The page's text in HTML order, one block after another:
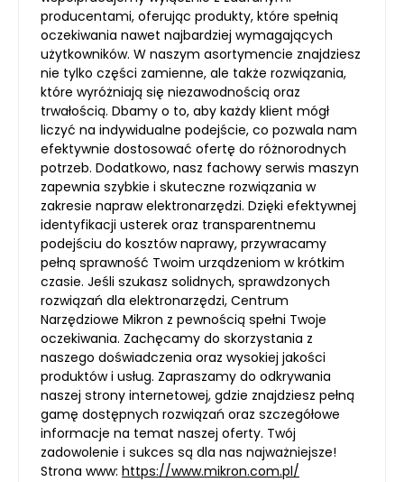
producentami, oferując produkty, które spełnią
oczekiwania nawet najbardziej wymagających
użytkowników. W naszym asortymencie znajdziesz
nie tylko części zamienne, ale także rozwiązania,
które wyróżniają się niezawodnością oraz
trwałością. Dbamy o to, aby każdy klient mógł
liczyć na indywidualne podejście, co pozwala nam
efektywnie dostosować ofertę do różnorodnych
potrzeb. Dodatkowo, nasz fachowy serwis maszyn
zapewnia szybkie i skuteczne rozwiązania w
zakresie napraw elektronarzędzi. Dzięki efektywnej
identyfikacji usterek oraz transparentnemu
podejściu do kosztów naprawy, przywracamy
pełną sprawność Twoim urządzeniom w krótkim
czasie. Jeśli szukasz solidnych, sprawdzonych
rozwiązań dla elektronarzędzi, Centrum
Narzędziowe Mikron z pewnością spełni Twoje
oczekiwania. Zachęcamy do skorzystania z
naszego doświadczenia oraz wysokiej jakości
produktów i usług. Zapraszamy do odkrywania
naszej strony internetowej, gdzie znajdziesz pełną
gamę dostępnych rozwiązań oraz szczegółowe
informacje na temat naszej oferty. Twój
zadowolenie i sukces są dla nas najważniejsze!
Strona www: https://www.mikron.com.pl/